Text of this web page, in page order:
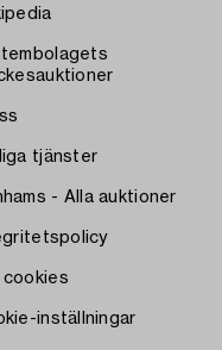
tjänster
- Alla auktioner
cookies
inställningar